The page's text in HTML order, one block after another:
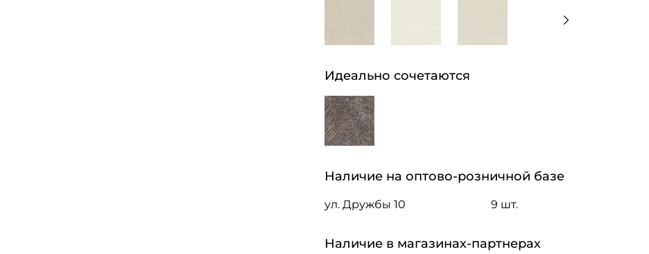
Идеально сочетаются
Наличие на оптово-розничной базе
ул. Дружбы 10 9 шт.
Наличие в магазинах-партнерах